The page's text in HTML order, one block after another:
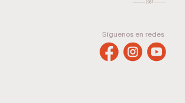
Síguenos en redes